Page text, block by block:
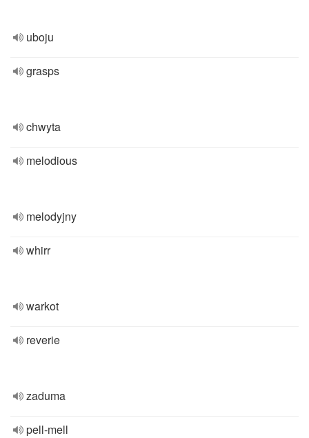
uboju
grasps
chwyta
melodious
melodyjny
whirr
warkot
reverie
zaduma
pell-mell